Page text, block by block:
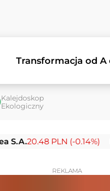
Transformacja od A
Kalejdoskop
Ekologiczny
PLN (-0.14%) Lubelski
REKLAMA